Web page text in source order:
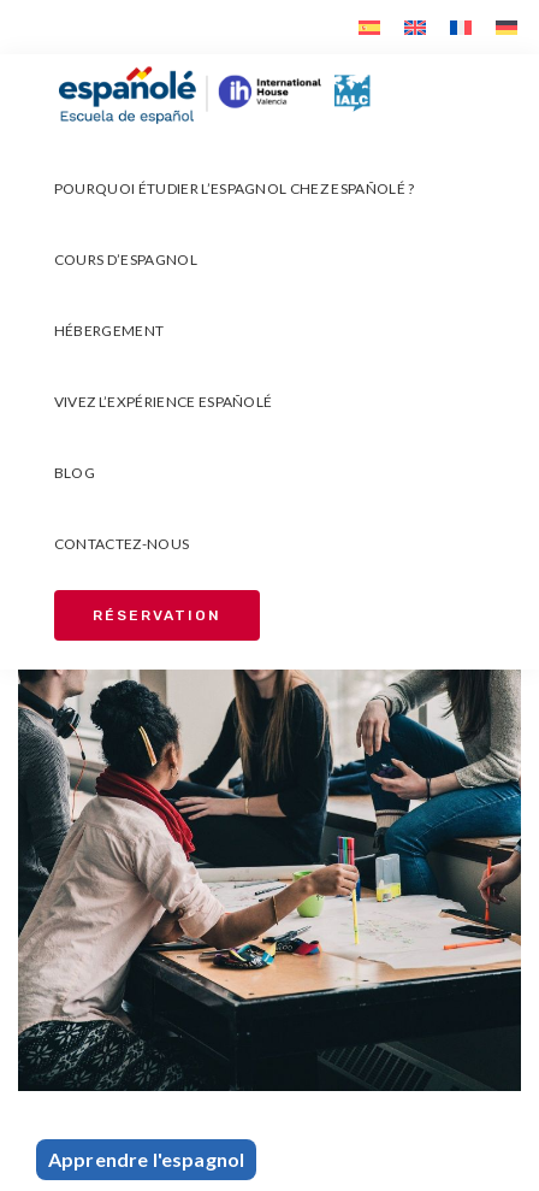
primary
POURQUOI ÉTUDIER L’ESPAGNOL CHEZ ESPAÑOLÉ ?
COURS D’ESPAGNOL
HÉBERGEMENT
VIVEZ L’EXPÉRIENCE ESPAÑOLÉ
BLOG
CONTACTEZ-NOUS
RÉSERVATION
Apprendre l'espagnol